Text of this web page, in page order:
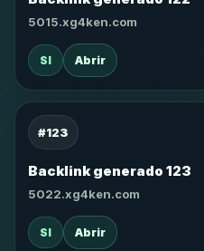
5015.xg4ken.com
SI Abrir
#123
Backlink generado 123
5022.xg4ken.com
SI Abrir